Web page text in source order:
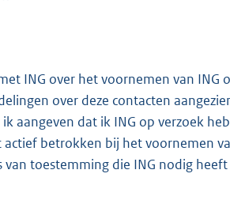
ING over het voornemen van ING
over deze contacten
aangeven dat ik ING op verzoek
betrokken bij het voornemen
toestemming die ING nodig